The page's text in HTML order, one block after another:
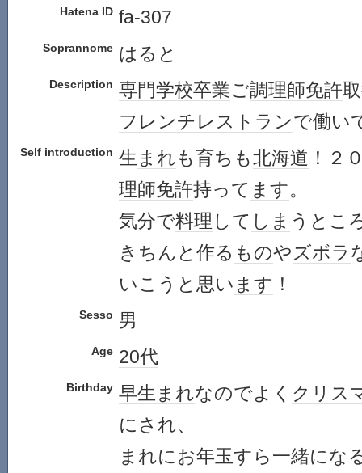
Hatena ID fa-307
Soprannome はると
Description 専門学校卒業ご調理師免許
フレンチレストランで働い
Self introduction 生 まれも育ちも北海道 ！２
理師免許持って ます。
気分で料理 して しま うとこ
きちんと作る ものやズボラ
いこうと思い ます ！
Sesso 男
Age 20代
Birthday 早生まれなのでよく クリス
にされ、
まれにお年玉すら一緒にな